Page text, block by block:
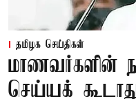
தமிழக செய்திகள்
மாணவர்களின்
செய்யக்